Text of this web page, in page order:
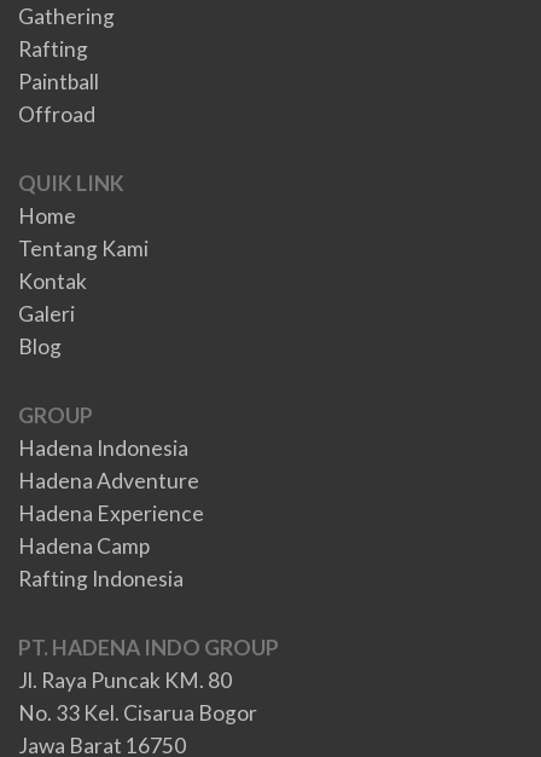
Gathering
Rafting
Paintball
Offroad
QUIK LINK
Home
Tentang Kami
Kontak
Galeri
Blog
GROUP
Hadena Indonesia
Hadena Adventure
Hadena Experience
Hadena Camp
Rafting Indonesia
PT. HADENA INDO GROUP
Jl. Raya Puncak KM. 80
No. 33 Kel. Cisarua Bogor
Jawa Barat 16750